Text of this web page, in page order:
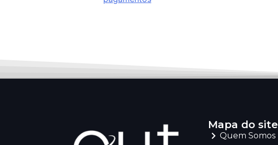
Mapa do site
Quem Somos